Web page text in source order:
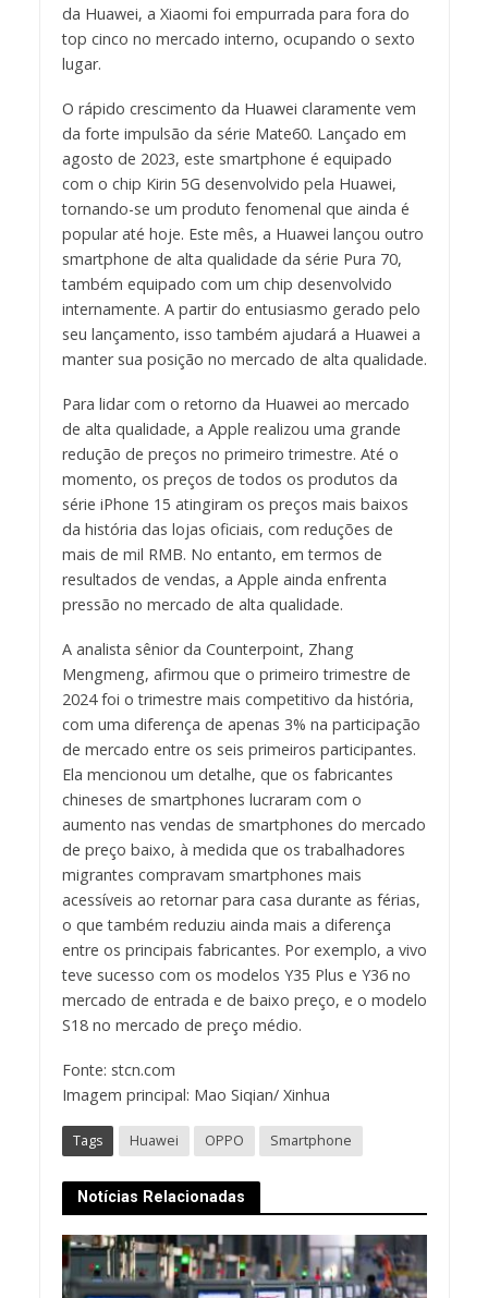
da Huawei, a Xiaomi foi empurrada para fora do
top cinco no mercado interno, ocupando o sexto
lugar.
O rápido crescimento da Huawei claramente vem
da forte impulsão da série Mate60. Lançado em
agosto de 2023, este smartphone é equipado
com o chip Kirin 5G desenvolvido pela Huawei,
tornando-se um produto fenomenal que ainda é
popular até hoje. Este mês, a Huawei lançou outro
smartphone de alta qualidade da série Pura 70,
também equipado com um chip desenvolvido
internamente. A partir do entusiasmo gerado pelo
seu lançamento, isso também ajudará a Huawei a
manter sua posição no mercado de alta qualidade.
Para lidar com o retorno da Huawei ao mercado
de alta qualidade, a Apple realizou uma grande
redução de preços no primeiro trimestre. Até o
momento, os preços de todos os produtos da
série iPhone 15 atingiram os preços mais baixos
da história das lojas oficiais, com reduções de
mais de mil RMB. No entanto, em termos de
resultados de vendas, a Apple ainda enfrenta
pressão no mercado de alta qualidade.
A analista sênior da Counterpoint, Zhang
Mengmeng, afirmou que o primeiro trimestre de
2024 foi o trimestre mais competitivo da história,
com uma diferença de apenas 3% na participação
de mercado entre os seis primeiros participantes.
Ela mencionou um detalhe, que os fabricantes
chineses de smartphones lucraram com o
aumento nas vendas de smartphones do mercado
de preço baixo, à medida que os trabalhadores
migrantes compravam smartphones mais
acessíveis ao retornar para casa durante as férias,
o que também reduziu ainda mais a diferença
entre os principais fabricantes. Por exemplo, a vivo
teve sucesso com os modelos Y35 Plus e Y36 no
mercado de entrada e de baixo preço, e o modelo
S18 no mercado de preço médio.
Fonte: stcn.com
Imagem principal: Mao Siqian/ Xinhua
Tags Huawei OPPO Smartphone
Notícias Relacionadas